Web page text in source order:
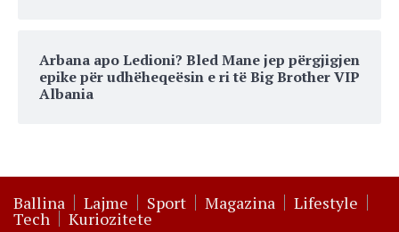
Arbana apo Ledioni? Bled Mane jep përgjigjen
epike për udhëheqeësin e ri të Big Brother VIP
Albania
Ballina Lajme Sport Magazina Lifestyle
Tech Kuriozitete